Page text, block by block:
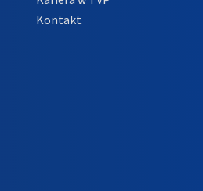
Kontakt